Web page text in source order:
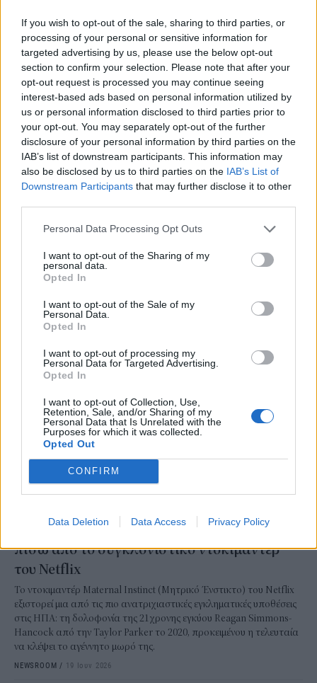
If you wish to opt-out of the sale, sharing to third parties, or
processing of your personal or sensitive information for
targeted advertising by us, please use the below opt-out
section to confirm your selection. Please note that after your
opt-out request is processed you may continue seeing
interest-based ads based on personal information utilized by
us or personal information disclosed to third parties prior to
your opt-out. You may separately opt-out of the further
disclosure of your personal information by third parties on the
IAB’s list of downstream participants. This information may
also be disclosed by us to third parties on the IAB’s List of
Downstream Participants that may further disclose it to other
Personal Data Processing Opt Outs
I want to opt-out of the Sharing of my
personal data.
Opted In
I want to opt-out of the Sale of my
Personal Data.
Opted In
I want to opt-out of processing my
Personal Data for Targeted Advertising.
Opted In
I want to opt-out of Collection, Use,
Retention, Sale, and/or Sharing of my
Personal Data that Is Unrelated with the
Purposes for which it was collected.
Opted Out
CONFIRM
Data Deletion Data Access Privacy Policy
STORIES
Πότε είναι η Πανσέληνος Ιουνίου και γιατί
Το βράδυ της Δευτέρας 29 Ιουνίου θα απολαύσουμε στον
νυχτερινό ουρανό την πανσέληνο, με το φαινόμενο να
κορυφώνεται τις πρώτες πρωινές ώρες της Τρίτης, 30 Ιουνίου, στις
02:56 (ώρα Ελλάδας), όταν η πλευρά της Σελήνης που είναι ορατή
NEWSROOM/22 Ιουν 2026
Maternal Instinct: Η πραγματική ιστορία
πίσω από το συγκλονιστικό ντοκιμαντέρ
του Netflix
Το ντοκιμαντέρ Maternal Instinct (Μητρικό Ένστικτο) του Netflix
εξιστορεί μια από τις πιο ανατριχιαστικές εγκληματικές υποθέσεις
στις ΗΠΑ: τη δολοφονία της 21χρονης εγκύου Reagan Simmons-
Hancock από την Taylor Parker το 2020, προκειμένου η τελευταία
να κλέψει το αγέννητο μωρό της.
NEWSROOM / 19 Ιουν 2026